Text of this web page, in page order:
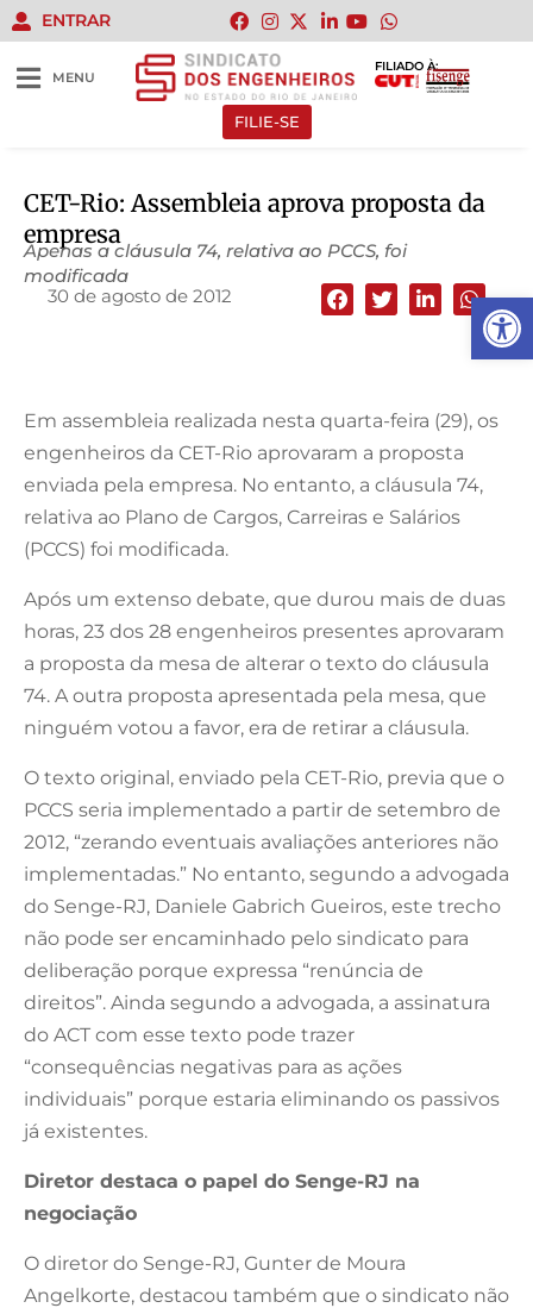
Abrir
ENTRAR
MENU
FILIADO À:
FILIE-SE
CET-Rio: Assembleia aprova proposta da
empresa
Apenas a cláusula 74, relativa ao PCCS, foi
modificada
30 de agosto de 2012
Em assembleia realizada nesta quarta-feira (29), os
engenheiros da CET-Rio aprovaram a proposta
enviada pela empresa. No entanto, a cláusula 74,
relativa ao Plano de Cargos, Carreiras e Salários
(PCCS) foi modificada.
Após um extenso debate, que durou mais de duas
horas, 23 dos 28 engenheiros presentes aprovaram
a proposta da mesa de alterar o texto do cláusula
74. A outra proposta apresentada pela mesa, que
ninguém votou a favor, era de retirar a cláusula.
O texto original, enviado pela CET-Rio, previa que o
PCCS seria implementado a partir de setembro de
2012, “zerando eventuais avaliações anteriores não
implementadas.” No entanto, segundo a advogada
do Senge-RJ, Daniele Gabrich Gueiros, este trecho
não pode ser encaminhado pelo sindicato para
deliberação porque expressa “renúncia de
direitos”. Ainda segundo a advogada, a assinatura
do ACT com esse texto pode trazer
“consequências negativas para as ações
individuais” porque estaria eliminando os passivos
já existentes.
Diretor destaca o papel do Senge-RJ na
negociação
O diretor do Senge-RJ, Gunter de Moura
Angelkorte, destacou também que o sindicato não